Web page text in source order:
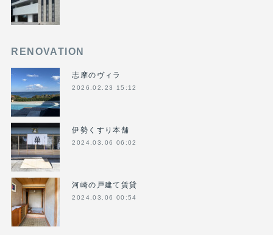
RENOVATION
志摩のヴィラ
2026.02.23 15:12
伊勢くすり本舗
2024.03.06 06:02
河崎の戸建て賃貸
2024.03.06 00:54